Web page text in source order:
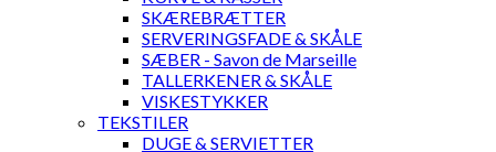
SKÆREBRÆTTER
SERVERINGSFADE & SKÅLE
SÆBER - Savon de Marseille
TALLERKENER & SKÅLE
VISKESTYKKER
TEKSTILER
DUGE & SERVIETTER